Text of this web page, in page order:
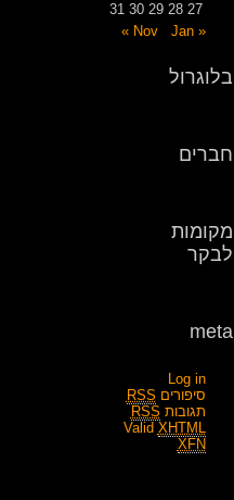
27
28
29
30
31
« Nov
Jan »
בלוגרול
חברים
מקומות
לבקר
meta
Log in
סיפורים RSS
תגובות RSS
Valid XHTML
XFN